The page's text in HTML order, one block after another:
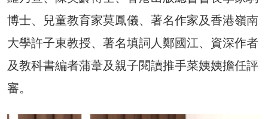
博士、兒童教育家莫鳳儀、著名作家及香港嶺南
大學許子東教授、著名填詞人鄭國江、資深作者
及教科書編者蒲葦及親子閱讀推手菜姨姨擔任評
審。